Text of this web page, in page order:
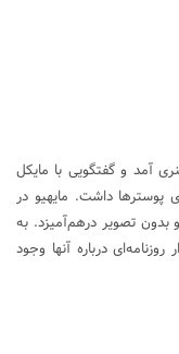
هنری آمد و گفتگویی با مایکل
پوسترها داشت. مایهیو در
تصویر درهم‌آمیزد. به
درباره آنها وجود